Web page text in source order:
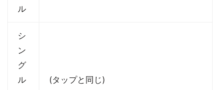
ル
シ
ン
グ
ル
(タップと同じ)